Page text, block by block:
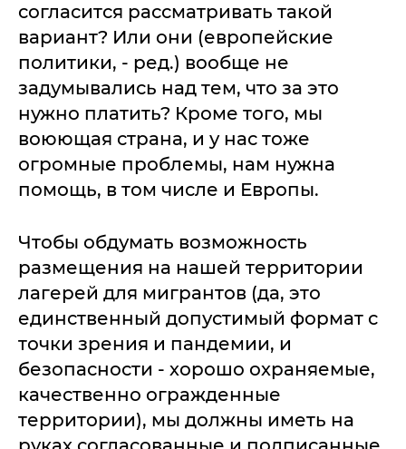
согласится рассматривать такой
вариант? Или они (европейские
политики, - ред.) вообще не
задумывались над тем, что за это
нужно платить? Кроме того, мы
воюющая страна, и у нас тоже
огромные проблемы, нам нужна
помощь, в том числе и Европы.
Чтобы обдумать возможность
размещения на нашей территории
лагерей для мигрантов (да, это
единственный допустимый формат с
точки зрения и пандемии, и
безопасности - хорошо охраняемые,
качественно огражденные
территории), мы должны иметь на